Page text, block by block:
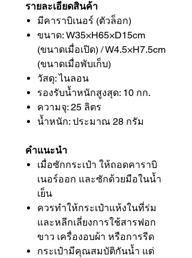
รายละเอียดสินค้า
มีคาราบิเนอร์ (ตัวล็อก)
ขนาด: W35×H65×D15cm
(ขนาดเมื่อเปิด) / W4.5×H7.5cm
(ขนาดเมื่อพับเก็บ)
วัสดุ: ไนลอน
รองรับน้ำหนักสูงสุด: 10 กก.
ความจุ: 25 ลิตร
น้ำหนัก: ประมาณ 28 กรัม
คำแนะนำ
เมื่อซักกระเป๋า ให้ถอดคาราบิ
เนอร์ออก และซักด้วยมือในน้ำ
เย็น
ควรทำให้กระเป๋าแห้งในที่ร่ม
และหลีกเลี่ยงการใช้สารฟอก
ขาว เครื่องอบผ้า หรือการรีด
กระเป๋ามีคุณสมบัติกันน้ำ แต่